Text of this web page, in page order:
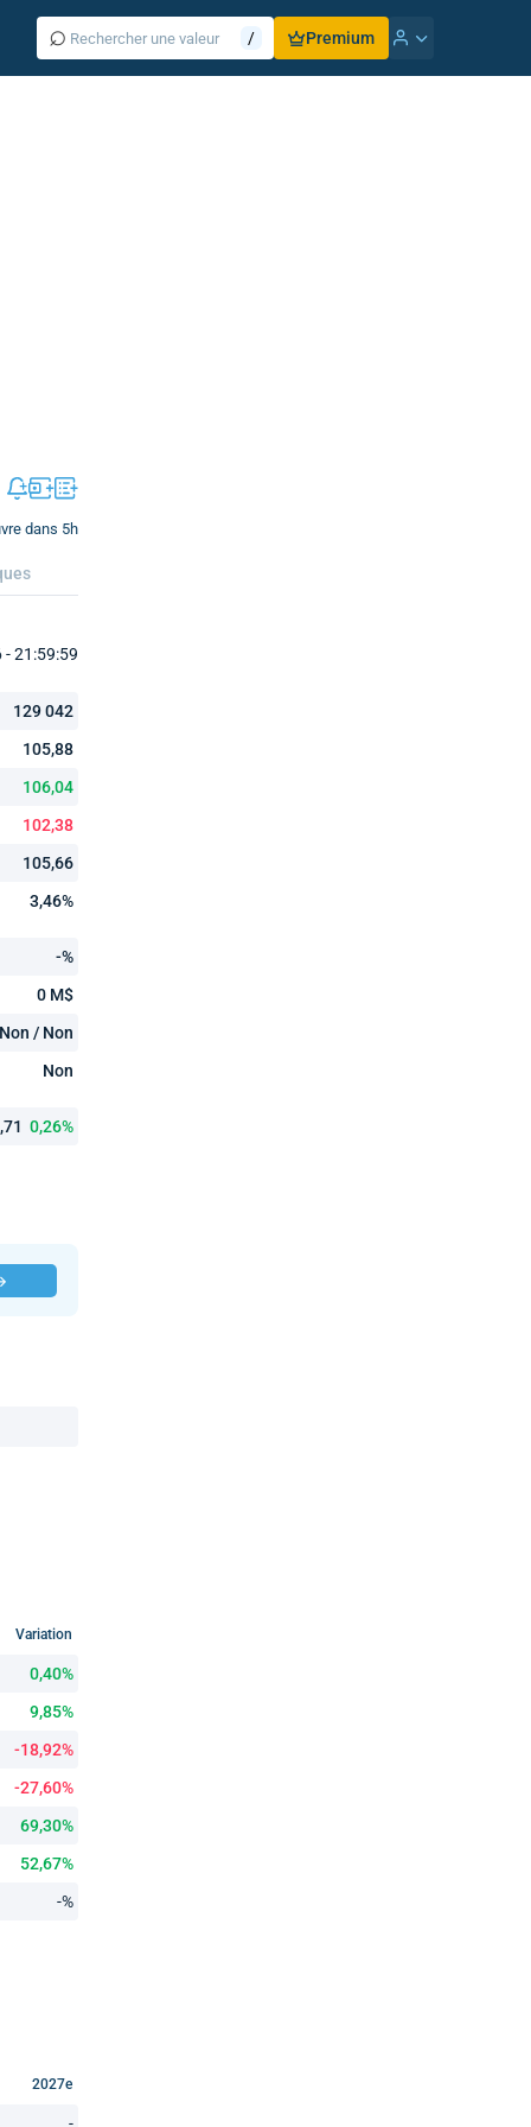
⌕ / Premium
dans 5h
21:59:59
129 042
105,88
106,04
102,38
105,66
3,46%
-%
0 M$
Non / Non
Non
0,26%
Variation
0,40%
9,85%
-18,92%
-27,60%
69,30%
52,67%
-%
2027e